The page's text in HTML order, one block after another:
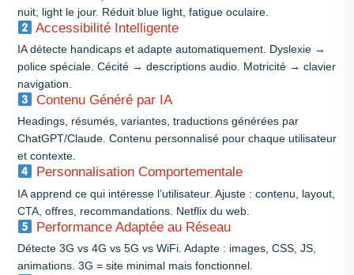
nuit, light le jour. Réduit blue light, fatigue oculaire.
Accessibilité Intelligente
IA détecte handicaps et adapte automatiquement. Dyslexie →
police spéciale. Cécité → descriptions audio. Motricité → clavier
navigation.
Contenu Généré par IA
Headings, résumés, variantes, traductions générées par
ChatGPT/Claude. Contenu personnalisé pour chaque utilisateur
et contexte.
Personnalisation Comportementale
IA apprend ce qui intéresse l’utilisateur. Ajuste : contenu, layout,
CTA, offres, recommandations. Netflix du web.
Performance Adaptée au Réseau
Détecte 3G vs 4G vs 5G vs WiFi. Adapte : images, CSS, JS,
animations. 3G = site minimal mais fonctionnel.